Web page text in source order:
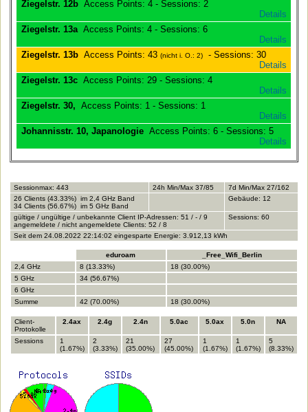
Ziegelstr. 12bAccess Points: 4 - Sessions: 2
Details
Ziegelstr. 13aAccess Points: 4 - Sessions: 6
Details
Ziegelstr. 13bAccess Points: 43 (nicht i. O.: 2)- Sessions: 30
Details
Ziegelstr. 13cAccess Points: 29 - Sessions: 4
Details
Ziegelstr. 30, Access Points: 1 - Sessions: 1
Details
Johannisstr. 10, JapanologieAccess Points: 6 - Sessions: 5
Details
Sessionmax: 443 24h Min/Max 37/85
7d Min/Max 27/162
26 Clients (43.33%) im 2,4 GHz Band
34 Clients (56.67%) im 5 GHz Band
Gebäude: 12
gültige / ungültige / unbekannte Client IP-Adressen: 51 / - / 9
angemeldete / nicht angemeldete Clients: 52 / 8
Sessions: 60
Seit dem 24.08.2022 22:14:02 eingesparte Energie: 3.912,13 kWh
eduroam
_Free_Wifi_Berlin
2,4 GHz
8 (13.33%)
18 (30.00%)
5 GHz
34 (56.67%)
6 GHz
Summe
42 (70.00%) 18 (30.00%)
Client-
Protokolle
2.4ax 2.4g 2.4n 5.0ac 5.0ax 5.0n NA
Sessions
1
(1.67%)
2
(3.33%)
21
(35.00%)
27
(45.00%)
1
(1.67%)
1
(1.67%)
5
(8.33%)